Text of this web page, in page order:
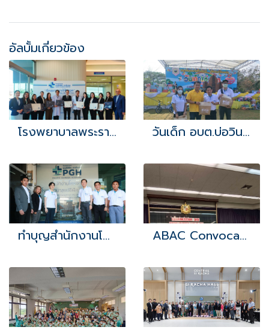
อัลบั้มเกี่ยวข้อง
โรงพยาบาลพระราม 9 เยี่ยมชมพร้อมแลกเปลี่ยนศักยภาพทางการแพทย์ วันเด็ก อบต.บ่อวิน 2566
ทำบุญสำนักงานโครงการ ABAC Convocation day